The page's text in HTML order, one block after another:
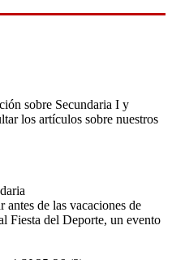
sobre Secundaria I y
los artículos sobre nuestros
antes de las vacaciones de
Fiesta del Deporte, un evento